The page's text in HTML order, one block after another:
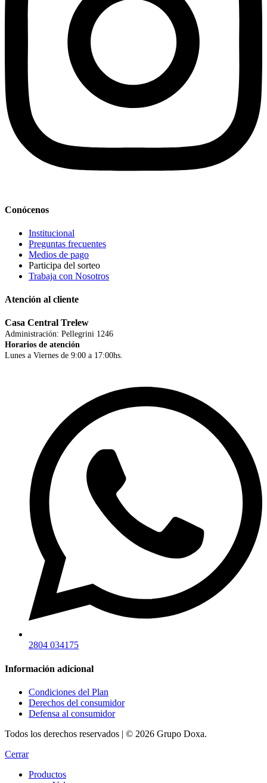
Conócenos
Institucional
Preguntas frecuentes
Medios de pago
Participa del sorteo
Trabaja con Nosotros
Atención al cliente
Casa Central Trelew
Administración: Pellegrini 1246
Horarios de atención
Lunes a Viernes de 9:00 a 17:00hs.
2804 034175
Información adicional
Condiciones del Plan
Derechos del consumidor
Defensa al consumidor
Todos los derechos reservados | © 2026 Grupo Doxa.
Cerrar
Productos